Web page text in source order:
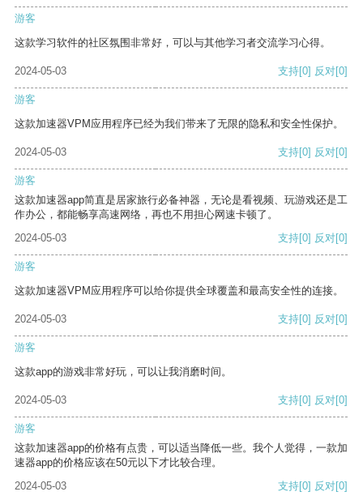
游客
这款学习软件的社区氛围非常好，可以与其他学习者交流学习心得。
2024-05-03 支持[0] 反对[0]
游客
这款加速器VPM应用程序已经为我们带来了无限的隐私和安全性保护。
2024-05-03 支持[0] 反对[0]
游客
这款加速器app简直是居家旅行必备神器，无论是看视频、玩游戏还是工
作办公，都能畅享高速网络，再也不用担心网速卡顿了。
2024-05-03
支持[0] 反对[0]
游客
这款加速器VPM应用程序可以给你提供全球覆盖和最高安全性的连接。
2024-05-03 支持[0] 反对[0]
游客
这款app的游戏非常好玩，可以让我消磨时间。
2024-05-03 支持[0] 反对[0]
游客
这款加速器app的价格有点贵，可以适当降低一些。我个人觉得，一款加
速器app的价格应该在50元以下才比较合理。
2024-05-03
支持[0] 反对[0]